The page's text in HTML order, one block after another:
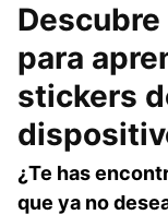
para
stickers
¿Te has
que ya no